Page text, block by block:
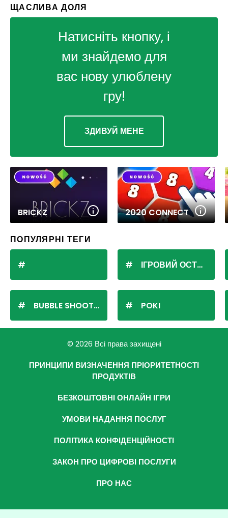
ЩАСЛИВА ДОЛЯ
Натисніть кнопку, і
ми знайдемо для
вас нову улюблену
гру!
ЗДИВУЙ МЕНЕ
BRICKZ 2020 CONNECT
ПОПУЛЯРНІ ТЕГИ
BUBBLE SHOOTER
ІГРОВИЙ ОСТРІВ
POKI
© 2026 Всі права захищені
ПРИНЦИПИ ВИЗНАЧЕННЯ ПРІОРИТЕТНОСТІ
ПРОДУКТІВ
БЕЗКОШТОВНІ ОНЛАЙН ІГРИ
УМОВИ НАДАННЯ ПОСЛУГ
ПОЛІТИКА КОНФІДЕНЦІЙНОСТІ
ЗАКОН ПРО ЦИФРОВІ ПОСЛУГИ
ПРО НАС